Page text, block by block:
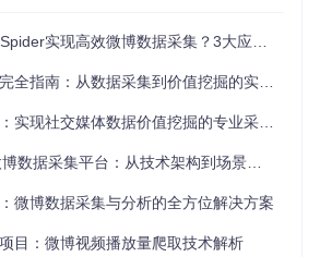
点爬虫效率提升300%以上。
统
]目录下实现了层次化解析架构：
HTML结构解析
实体关系与情感倾向
化输出格式
实现高效微博数据采集？3大应用场景全解析
指南：从数据采集到价值挖掘的实践之路
现社交媒体数据价值挖掘的专业采集解决方案
数据采集平台：从技术架构到场景落地
微博数据采集与分析的全方位解决方案
目：微博视频播放量爬取技术解析